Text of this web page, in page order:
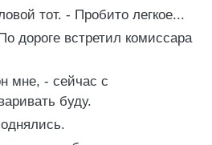
тот. - Пробито легкое...
дороге встретил комиссара
мне, - сейчас с
буду.